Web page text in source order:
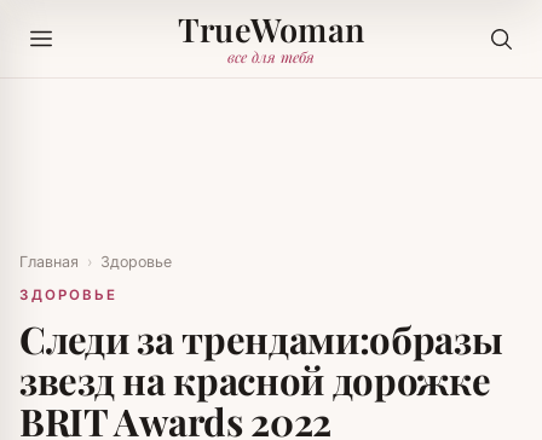
TrueWoman
все для тебя
Главная › Здоровье
ЗДОРОВЬЕ
Следи за трендами:образы
звезд на красной дорожке
BRIT Awards 2022